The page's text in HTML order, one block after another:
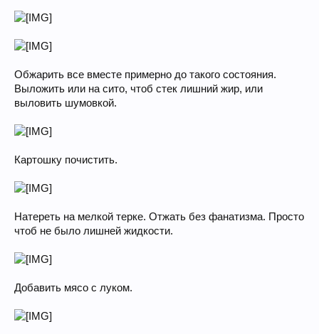
Обжарить все вместе примерно до такого состояния.
Выложить или на сито, чтоб стек лишний жир, или
выловить шумовкой.
Картошку почистить.
Натереть на мелкой терке. Отжать без фанатизма. Просто
чтоб не было лишней жидкости.
Добавить мясо с луком.